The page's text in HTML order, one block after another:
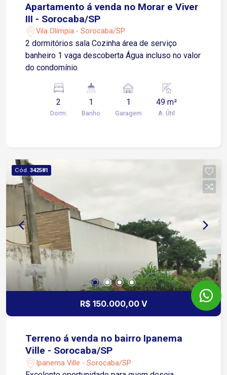
Apartamento á venda no Morar e Viver
III - Sorocaba/SP
Vila Olímpia - Sorocaba/SP
2 dormitórios sala Cozinha área de serviço
banheiro 1 vaga descoberta Água incluso no valor
do condomínio.
2
Dorm.
1
Banho
1
Garagem
49 m²
A. Útil
Cód. 342581
R$ 150.000,00 V
Terreno á venda no bairro Ipanema
Ville - Sorocaba/SP
Ipanema Ville - Sorocaba/SP